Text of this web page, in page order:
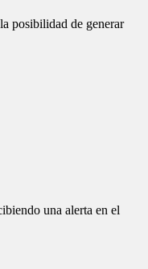
posibilidad de generar
una alerta en el